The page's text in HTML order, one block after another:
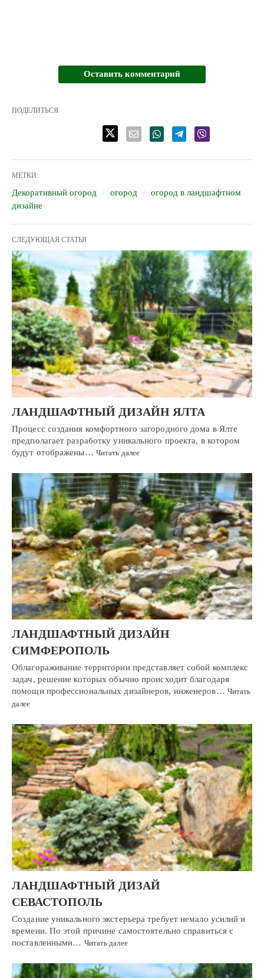
Оставить комментарий
ПОДЕЛИТЬСЯ
МЕТКИ:
Декоративный огород огород
огород в ландшафтном
дизайне
СЛЕДУЮЩАЯ СТАТЬЯ
ЛАНДШАФТНЫЙ ДИЗАЙН ЯЛТА
Процесс создания комфортного загородного дома в Ялте
предполагает разработку уникального проекта, в котором
будут отображены… Читать далее
ЛАНДШАФТНЫЙ ДИЗАЙН
СИМФЕРОПОЛЬ
Облагораживание территории представляет собой комплекс
задач, решение которых обычно происходит благодаря
помощи профессиональных дизайнеров, инженеров… Читать
далее
ЛАНДШАФТНЫЙ ДИЗАЙ
СЕВАСТОПОЛЬ
Создание уникального экстерьера требует немало усилий и
времени. По этой причине самостоятельно справиться с
поставленными… Читать далее